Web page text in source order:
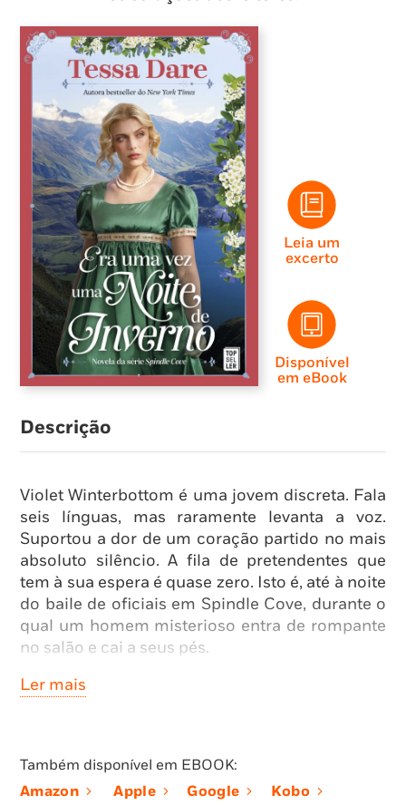
Leia um
excerto
Disponível
em eBook
Descrição
Violet Winterbottom é uma jovem discreta. Fala
seis línguas, mas raramente levanta a voz.
Suportou a dor de um coração partido no mais
absoluto silêncio. A fila de pretendentes que
tem à sua espera é quase zero. Isto é, até à noite
do baile de oficiais em Spindle Cove, durante o
qual um homem misterioso entra de rompante
no salão e cai a seus pés.
As vestimentas rudes que traz vestidas e a
Só Violet o consegue compreender. E sabe que
ele não é aquilo que parece ser.
Ler mais
Também disponível em EBOOK:
Amazon
Apple Google
Kobo